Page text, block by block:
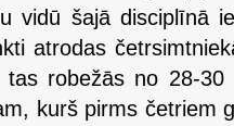
vidū šajā disciplīnā
atrodas
tas robežās no 28-
kurš pirms četriem